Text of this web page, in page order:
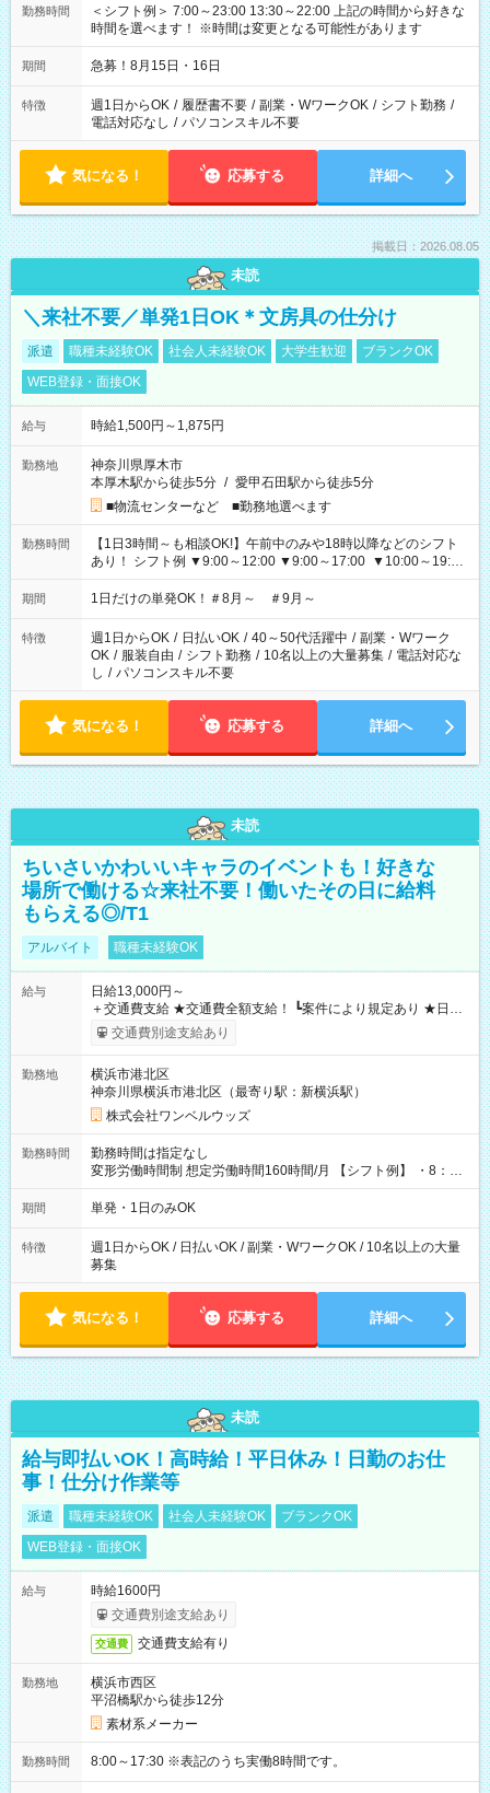
勤務時間
＜シフト例＞ 7:00～23:00 13:30～22:00 上記の時間から好きな
時間を選べます！ ※時間は変更となる可能性があります
期間 急募！8月15日・16日
特徴 週1日からOK / 履歴書不要 / 副業・WワークOK / シフト勤務 /
電話対応なし / パソコンスキル不要
気になる！ 応募する 詳細へ
掲載日：2026.08.05
未読
＼来社不要／単発1日OK＊文房具の仕分け
派遣 職種未経験OK 社会人未経験OK 大学生歓迎
ブランクOK
WEB登録・面接OK
給与 時給1,500円～1,875円
勤務地
神奈川県厚木市
本厚木駅から徒歩5分 / 愛甲石田駅から徒歩5分
■物流センターなど ■勤務地選べます
勤務時間
【1日3時間～も相談OK!】午前中のみや18時以降などのシフト
あり！ シフト例 ▼9:00～12:00 ▼9:00～17:00 ▼10:00～19:00
▼18:00～21:00
期間 1日だけの単発OK！＃8月～ ＃9月～
特徴 週1日からOK / 日払いOK / 40～50代活躍中 / 副業・Wワーク
OK / 服装自由 / シフト勤務 / 10名以上の大量募集 / 電話対応な
し / パソコンスキル不要
気になる！ 応募する 詳細へ
未読
ちいさいかわいいキャラのイベントも！好きな
場所で働ける☆来社不要！働いたその日に給料
もらえる◎/T1
アルバイト 職種未経験OK
給与
日給13,000円～
＋交通費支給 ★交通費全額支給！ ┗案件により規定あり ★日払
いOK！（規定あり） ┗働いたその日に現金GET♪ お仕事後はコ
ンビニATMから 日払い分を引き落とせます！ 【試用期間】試
交通費別途支給あり
勤務地
横浜市港北区
神奈川県横浜市港北区（最寄り駅：新横浜駅）
株式会社ワンベルウッズ
勤務時間
勤務時間は指定なし
変形労働時間制 想定労働時間160時間/月 【シフト例】 ・8：00
～21：00
期間 単発・1日のみOK
特徴
週1日からOK / 日払いOK / 副業・WワークOK / 10名以上の大量
募集
気になる！ 応募する 詳細へ
未読
給与即払いOK！高時給！平日休み！日勤のお仕
事！仕分け作業等
派遣 職種未経験OK 社会人未経験OK
ブランクOK
WEB登録・面接OK
給与
時給1600円
交通費別途支給あり
交通費 交通費支給有り
勤務地
横浜市西区
平沼橋駅から徒歩12分
素材系メーカー
勤務時間 8:00～17:30 ※表記のうち実働8時間です。